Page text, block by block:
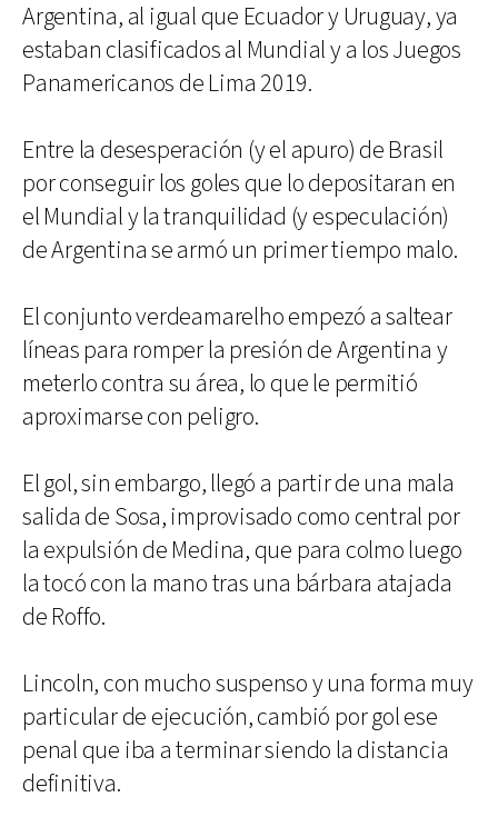
Argentina, al igual que Ecuador y Uruguay, ya
estaban clasificados al Mundial y a los Juegos
Panamericanos de Lima 2019.
Entre la desesperación (y el apuro) de Brasil
por conseguir los goles que lo depositaran en
el Mundial y la tranquilidad (y especulación)
de Argentina se armó un primer tiempo malo.
El conjunto verdeamarelho empezó a saltear
líneas para romper la presión de Argentina y
meterlo contra su área, lo que le permitió
aproximarse con peligro.
El gol, sin embargo, llegó a partir de una mala
salida de Sosa, improvisado como central por
la expulsión de Medina, que para colmo luego
la tocó con la mano tras una bárbara atajada
de Roffo.
Lincoln, con mucho suspenso y una forma muy
particular de ejecución, cambió por gol ese
penal que iba a terminar siendo la distancia
definitiva.